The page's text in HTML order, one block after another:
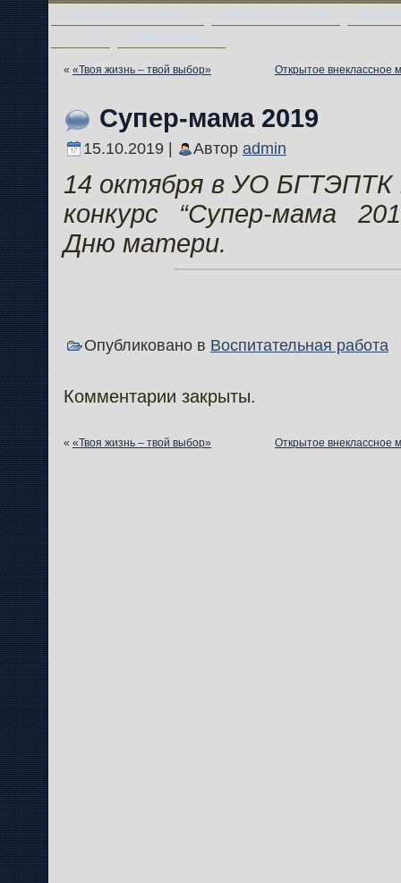
« «Твоя жизнь – твой выбор» Открытое внеклассное
Супер-мама 2019
15.10.2019 | Автор admin
14 октября в УО БГТЭПТК
конкурс “Супер-мама
Дню матери.
Опубликовано в Воспитательная работа
Комментарии закрыты.
« «Твоя жизнь – твой выбор» Открытое внеклассное